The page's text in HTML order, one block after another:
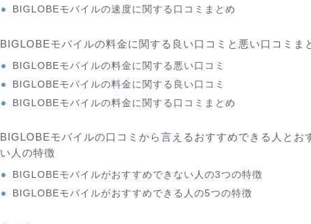
BIGLOBEモバイルの速度に関する口コミまとめ
BIGLOBEモバイルの料金に関する良い口コミと悪い口コミま
BIGLOBEモバイルの料金に関する悪い口コミ
BIGLOBEモバイルの料金に関する良い口コミ
BIGLOBEモバイルの料金に関する口コミまとめ
BIGLOBEモバイルの口コミから言えるおすすめできる人とお
い人の特徴
BIGLOBEモバイルがおすすめできない人の3つの特徴
BIGLOBEモバイルがおすすめできる人の5つの特徴